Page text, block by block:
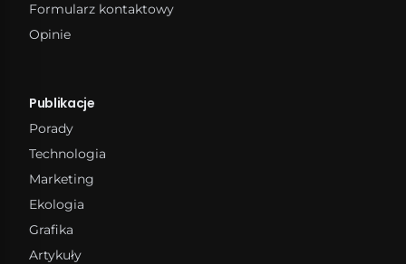
Formularz kontaktowy
Opinie
Publikacje
Porady
Technologia
Marketing
Ekologia
Grafika
Artykuły